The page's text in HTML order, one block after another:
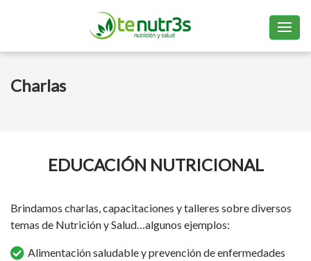
Charlas
EDUCACIÓN NUTRICIONAL
Brindamos charlas, capacitaciones y talleres sobre diversos
temas de Nutrición y Salud…algunos ejemplos:
Alimentación saludable y prevención de enfermedades